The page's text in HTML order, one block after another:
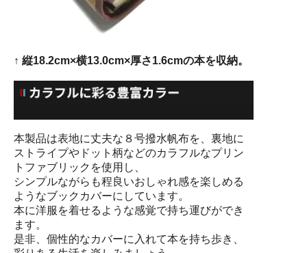
↑ 縦18.2cm×横13.0cm×厚さ1.6cmの本を収納。
本製品は表地に丈夫な８号撥水帆布を、裏地に
ストライプやドット柄などのカラフルなプリン
トファブリックを使用し、
シンプルながらも程良いおしゃれ感を楽しめる
ようなブックカバーにしています。
本に洋服を着せるような感覚で持ち運びができ
ます。
是非、個性的なカバーに入れて本を持ち歩き、